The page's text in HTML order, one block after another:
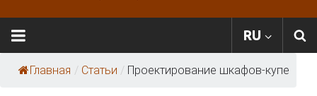
RU
Главная / Статьи / Проектирование шкафов-купе